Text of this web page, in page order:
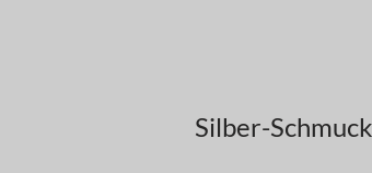
Silber-Schmuck